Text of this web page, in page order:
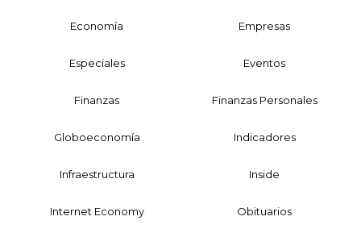
Economía Empresas
Especiales Eventos
Finanzas Finanzas Personales
Globoeconomía Indicadores
Infraestructura Inside
Internet Economy Obituarios